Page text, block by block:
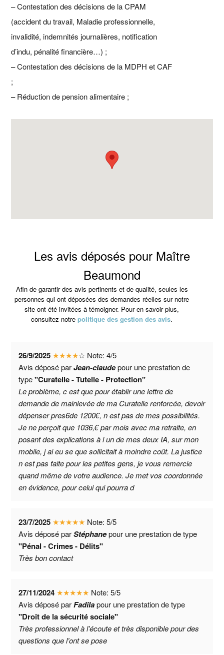
– Contestation des décisions de la CPAM
(accident du travail, Maladie professionnelle,
invalidité, indemnités journalières, notification
d’indu, pénalité financière…) ;
– Contestation des décisions de la MDPH et CAF
;
– Réduction de pension alimentaire ;
Les avis déposés pour Maître
Beaumond
Afin de garantir des avis pertinents et de qualité, seules les
personnes qui ont déposées des demandes réelles sur notre
site ont été invitées à témoigner. Pour en savoir plus,
consultez notrepolitique des gestion des avis.
26/9/2025 ★★★★☆ Note:4/5
Avis déposé parJean-claudepour une prestation de
type"Curatelle - Tutelle - Protection"
Le problème, c est que pour établir une lettre de
demande de mainlevée de ma Curatelle renforcée, devoir
dépenser pres6de 1200€, n est pas de mes possibilités.
Je ne perçoit que 1036,€ par mois avec ma retraite, en
posant des explications à l un de mes deux IA, sur mon
mobile, j ai eu se que sollicitait à moindre coût. La justice
n est pas faite pour les petites gens, je vous remercie
quand même de votre audience. Je met vos coordonnée
en évidence, pour celui qui pourra d
23/7/2025 ★★★★★ Note:5/5
Avis déposé parStéphanepour une prestation de type
"Pénal - Crimes - Délits"
Très bon contact
27/11/2024 ★★★★★ Note:5/5
Avis déposé parFadilapour une prestation de type
"Droit de la sécurité sociale"
Très professionnel à l’écoute et très disponible pour des
questions que l’ont se pose